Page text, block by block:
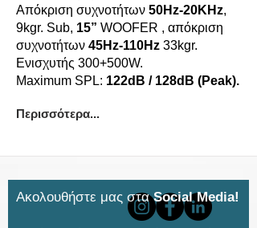
Απόκριση συχνοτήτων 50Hz-20KHz,
9kgr. Sub, 15” WOOFER , απόκριση
συχνοτήτων 45Hz-110Hz 33kgr.
Ενισχυτής 300+500W.
Maximum SPL: 122dB / 128dB (Peak).
Περισσότερα...
Ακολουθήστε μας σταSocial Media!